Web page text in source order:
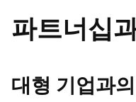
파트너십
대형 기업과